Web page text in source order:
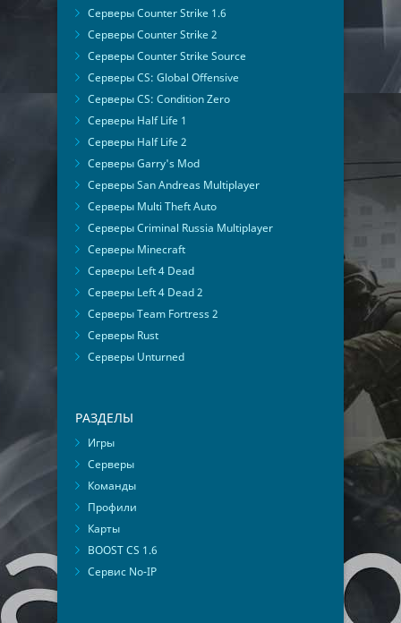
Серверы Counter Strike 1.6
Серверы Counter Strike 2
Серверы Counter Strike Source
Серверы CS: Global Offensive
Серверы CS: Condition Zero
Серверы Half Life 1
Серверы Half Life 2
Серверы Garry's Mod
Серверы San Andreas Multiplayer
Серверы Multi Theft Auto
Серверы Criminal Russia Multiplayer
Серверы Minecraft
Серверы Left 4 Dead
Серверы Left 4 Dead 2
Серверы Team Fortress 2
Серверы Rust
Серверы Unturned
РАЗДЕЛЫ
Игры
Серверы
Команды
Профили
Карты
BOOST CS 1.6
Сервис No-IP